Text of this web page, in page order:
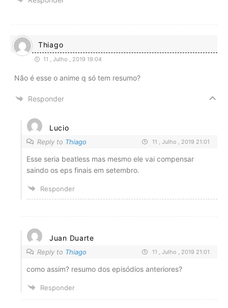
Thiago
11 , Julho , 2019 19:04
Não é esse o anime q só tem resumo?
Responder
Lucio
Reply to Thiago 11 , Julho , 2019 21:01
Esse seria beatless mas mesmo ele vai compensar
saindo os eps finais em setembro.
Responder
Juan Duarte
Reply to Thiago 11 , Julho , 2019 21:01
como assim? resumo dos episódios anteriores?
Responder